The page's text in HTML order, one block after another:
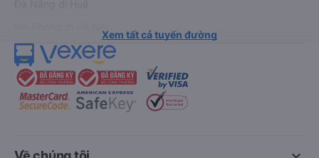
Xem tất cả tuyến đường